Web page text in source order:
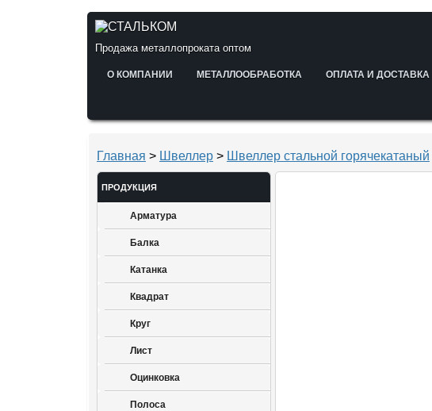
Продажа металлопроката оптом
О КОМПАНИИ МЕТАЛЛООБРАБОТКА ОПЛАТА И ДОСТАВКА
Главная > Швеллер > Швеллер стальной горячекатаный
ПРОДУКЦИЯ
Арматура
Балка
Катанка
Квадрат
Круг
Лист
Оцинковка
Полоса